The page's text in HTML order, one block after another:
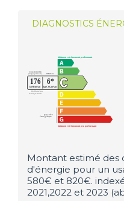
DIAGNOSTICS
Montant estimé des
d'énergie pour un
580€ et 820€.
2021,2022 et 2023